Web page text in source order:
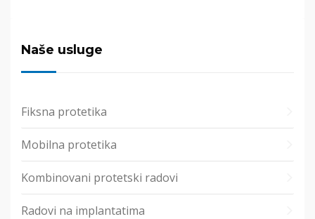
Naše usluge
Fiksna protetika
Mobilna protetika
Kombinovani protetski radovi
Radovi na implantatima